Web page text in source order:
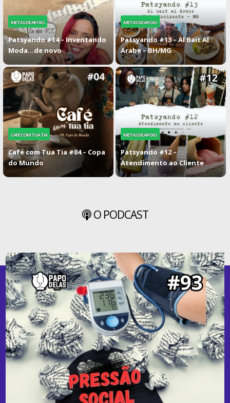
METAS DE APOIO
Patsyando #14 – Inventando
Moda…de novo
METAS DE APOIO
Patsyando #13 – Al Bait Al
Arabe – BH/MG
CAFÉ COM TUA TIA
Café com Tua Tia #04 – Copa
do Mundo
METAS DE APOIO
Patsyando #12 –
Atendimento ao Cliente
O PODCAST